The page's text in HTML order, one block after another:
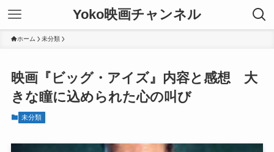
Yoko映画チャンネル
ホーム 未分類
映画『ビッグ・アイズ』内容と感想 大
きな瞳に込められた心の叫び
未分類